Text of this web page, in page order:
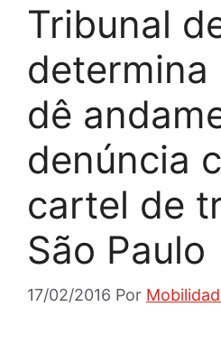
Tribunal
determina
dê
denúncia
cartel de
São Paulo
17/02/2016 Por